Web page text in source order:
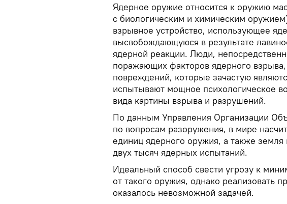
Ядерное оружие относится к оружию
с биологическим и химическим
взрывное устройство, использующее
высвобождающуюся в результате
ядерной реакции. Люди,
поражающих факторов ядерного
повреждений, которые зачастую
испытывают мощное психологическое
вида картины взрыва и разрушений.
По данным Управления Организации
по вопросам разоружения, в мире
единиц ядерного оружия, а также земля
двух тысяч ядерных испытаний.
Идеальный способ свести угрозу к
от такого оружия, однако реализовать
оказалось невозможной задачей.